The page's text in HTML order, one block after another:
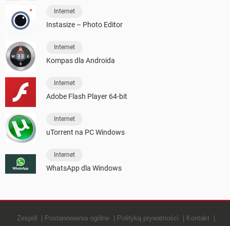
Internet
Instasize – Photo Editor
Internet
Kompas dla Androida
Internet
Adobe Flash Player 64-bit
Internet
uTorrent na PC Windows
Internet
WhatsApp dla Windows
Zespół Postanowienia ogólne Polityką prywatności Kontakt